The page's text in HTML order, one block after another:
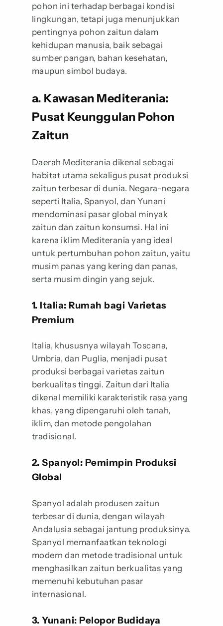
pohon ini terhadap berbagai kondisi
lingkungan, tetapi juga menunjukkan
pentingnya pohon zaitun dalam
kehidupan manusia, baik sebagai
sumber pangan, bahan kesehatan,
maupun simbol budaya.
a. Kawasan Mediterania:
Pusat Keunggulan Pohon
Zaitun
Daerah Mediterania dikenal sebagai
habitat utama sekaligus pusat produksi
zaitun terbesar di dunia. Negara-negara
seperti Italia, Spanyol, dan Yunani
mendominasi pasar global minyak
zaitun dan zaitun konsumsi. Hal ini
karena iklim Mediterania yang ideal
untuk pertumbuhan pohon zaitun, yaitu
musim panas yang kering dan panas,
serta musim dingin yang sejuk.
1. Italia: Rumah bagi Varietas
Premium
Italia, khususnya wilayah Toscana,
Umbria, dan Puglia, menjadi pusat
produksi berbagai varietas zaitun
berkualitas tinggi. Zaitun dari Italia
dikenal memiliki karakteristik rasa yang
khas, yang dipengaruhi oleh tanah,
iklim, dan metode pengolahan
tradisional.
2. Spanyol: Pemimpin Produksi
Global
Spanyol adalah produsen zaitun
terbesar di dunia, dengan wilayah
Andalusia sebagai jantung produksinya.
Spanyol memanfaatkan teknologi
modern dan metode tradisional untuk
menghasilkan zaitun berkualitas yang
memenuhi kebutuhan pasar
internasional.
3. Yunani: Pelopor Budidaya